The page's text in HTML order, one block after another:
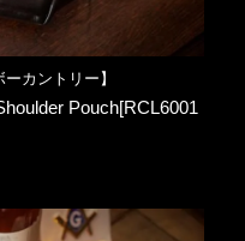
カントリー】
Pouch[RCL6001